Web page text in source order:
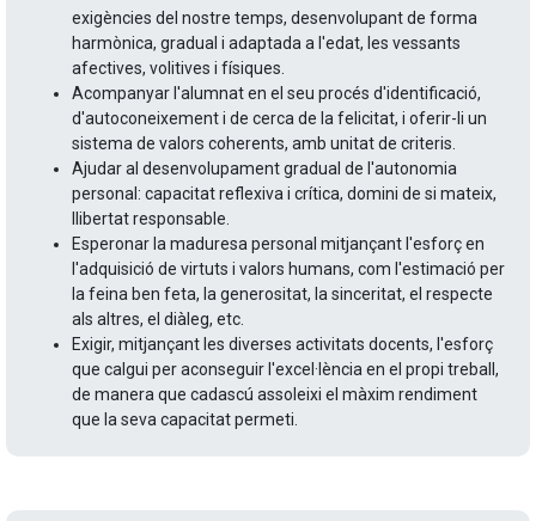
exigències del nostre temps, desenvolupant de forma
harmònica, gradual i adaptada a l'edat, les vessants
afectives, volitives i físiques.
Acompanyar l'alumnat en el seu procés d'identificació,
d'autoconeixement i de cerca de la felicitat, i oferir-li un
sistema de valors coherents, amb unitat de criteris.
Ajudar al desenvolupament gradual de l'autonomia
personal: capacitat reflexiva i crítica, domini de si mateix,
llibertat responsable.
Esperonar la maduresa personal mitjançant l'esforç en
l'adquisició de virtuts i valors humans, com l'estimació per
la feina ben feta, la generositat, la sinceritat, el respecte
als altres, el diàleg, etc.
Exigir, mitjançant les diverses activitats docents, l'esforç
que calgui per aconseguir l'excel·lència en el propi treball,
de manera que cadascú assoleixi el màxim rendiment
que la seva capacitat permeti.